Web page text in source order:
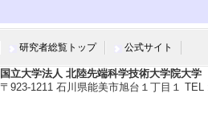
研究者総覧トップ 公式サイト
国立大学法人 北陸先端科学技術大学院大学
〒923-1211 石川県能美市旭台１丁目１ TEL :